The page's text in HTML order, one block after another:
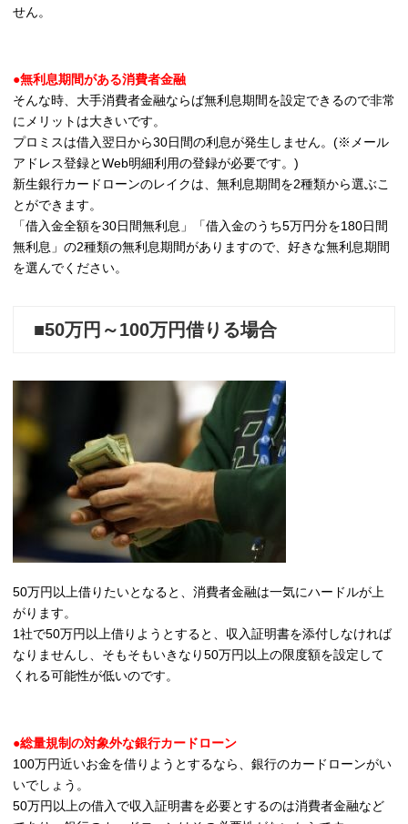
せん。
●無利息期間がある消費者金融
そんな時、大手消費者金融ならば無利息期間を設定できるので非常
にメリットは大きいです。
プロミスは借入翌日から30日間の利息が発生しません。(※メール
アドレス登録とWeb明細利用の登録が必要です。)
新生銀行カードローンのレイクは、無利息期間を2種類から選ぶこ
とができます。
「借入金全額を30日間無利息」「借入金のうち5万円分を180日間
無利息」の2種類の無利息期間がありますので、好きな無利息期間
を選んでください。
■50万円～100万円借りる場合
50万円以上借りたいとなると、消費者金融は一気にハードルが上
がります。
1社で50万円以上借りようとすると、収入証明書を添付しなければ
なりませんし、そもそもいきなり50万円以上の限度額を設定して
くれる可能性が低いのです。
●総量規制の対象外な銀行カードローン
100万円近いお金を借りようとするなら、銀行のカードローンがい
いでしょう。
50万円以上の借入で収入証明書を必要とするのは消費者金融など